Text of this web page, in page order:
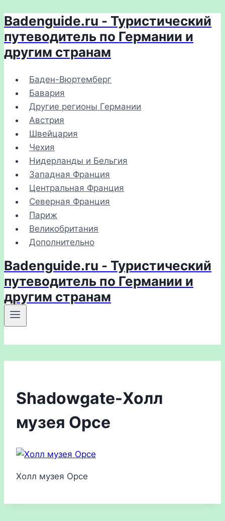
Перейти
к
содержимому
Badenguide.ru - Туристический
путеводитель по Германии и
другим странам
Баден-Вюртемберг
Бавария
Другие регионы Германии
Австрия
Швейцария
Чехия
Нидерланды и Бельгия
Западная Франция
Центральная Франция
Северная Франция
Париж
Великобритания
Дополнительно
Badenguide.ru - Туристический
путеводитель по Германии и
другим странам
Shadowgate-Холл
музея Орсе
Холл музея Орсе